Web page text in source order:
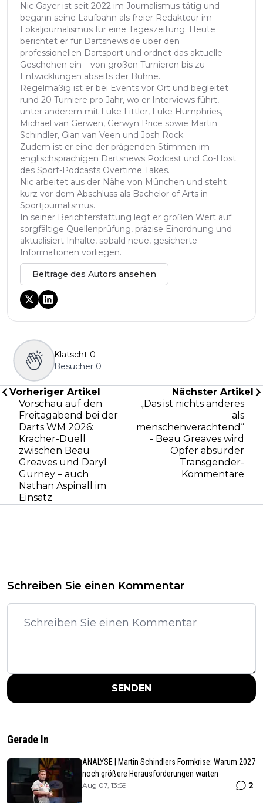
Nic Gayer ist seit 2022 im Journalismus tätig und
begann seine Laufbahn als freier Redakteur im
Lokaljournalismus für eine Tageszeitung. Heute
berichtet er für Dartsnews.de über den
professionellen Dartsport und ordnet das aktuelle
Geschehen ein – von großen Turnieren bis zu
Entwicklungen abseits der Bühne.
Regelmäßig ist er bei Events vor Ort und begleitet
rund 20 Turniere pro Jahr, wo er Interviews führt,
unter anderem mit Luke Littler, Luke Humphries,
Michael van Gerwen, Gerwyn Price sowie Martin
Schindler, Gian van Veen und Josh Rock.
Zudem ist er eine der prägenden Stimmen im
englischsprachigen Dartsnews Podcast und Co-Host
des Sport-Podcasts Overtime Takes.
Nic arbeitet aus der Nähe von München und steht
kurz vor dem Abschluss als Bachelor of Arts in
Sportjournalismus.
In seiner Berichterstattung legt er großen Wert auf
sorgfältige Quellenprüfung, präzise Einordnung und
aktualisiert Inhalte, sobald neue, gesicherte
Informationen vorliegen.
Beiträge des Autors ansehen
Klatscht 0
Besucher 0
Vorheriger Artikel
Vorschau auf den
Freitagabend bei der
Darts WM 2026:
Kracher-Duell
zwischen Beau
Greaves und Daryl
Gurney – auch
Nathan Aspinall im
Einsatz
Nächster Artikel
„Das ist nichts anderes
als
menschenverachtend“
- Beau Greaves wird
Opfer absurder
Transgender-
Kommentare
Schreiben Sie einen Kommentar
SENDEN
Gerade In
ANALYSE | Martin Schindlers Formkrise: Warum 2027
noch größere Herausforderungen warten
Aug 07, 13:59 2